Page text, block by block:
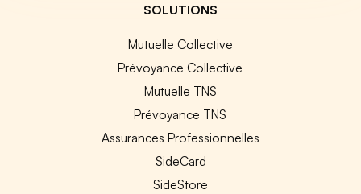
SOLUTIONS
Mutuelle Collective
Prévoyance Collective
Mutuelle TNS
Prévoyance TNS
Assurances Professionnelles
SideCard
SideStore